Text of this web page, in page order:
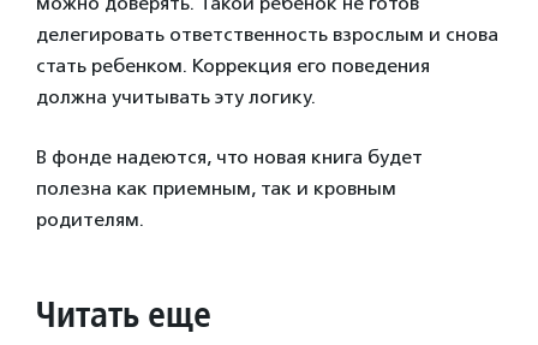
делегировать ответственность взрослым и снова
стать ребенком. Коррекция его поведения
должна учитывать эту логику.
В фонде надеются, что новая книга будет
полезна как приемным, так и кровным
родителям.
Читать еще